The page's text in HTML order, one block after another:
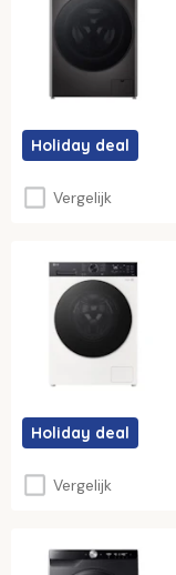
Holiday deal
Vergelijk
Holiday deal
Vergelijk